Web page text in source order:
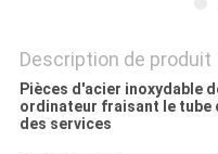
Description de produit
Pièces d'acier inoxydable
ordinateur fraisant le tube
des services